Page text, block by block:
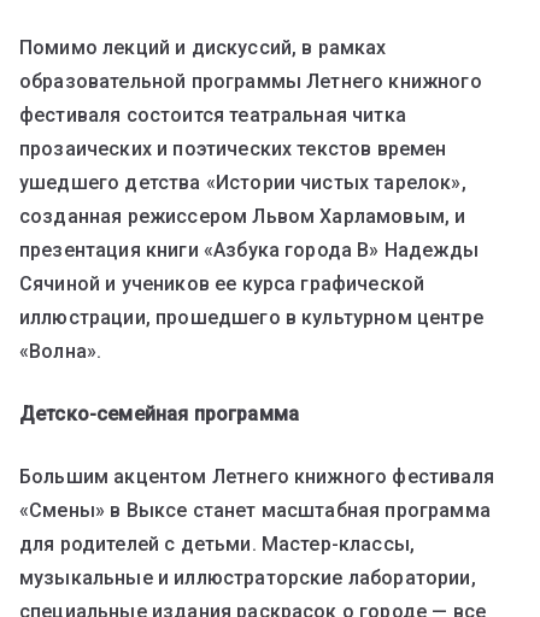
Помимо лекций и дискуссий, в рамках
образовательной программы Летнего книжного
фестиваля состоится театральная читка
прозаических и поэтических текстов времен
ушедшего детства «Истории чистых тарелок»,
созданная режиссером Львом Харламовым, и
презентация книги «Азбука города В» Надежды
Сячиной и учеников ее курса графической
иллюстрации, прошедшего в культурном центре
«Волна».
Детско-семейная программа
Большим акцентом Летнего книжного фестиваля
«Смены» в Выксе станет масштабная программа
для родителей с детьми. Мастер-классы,
музыкальные и иллюстраторские лаборатории,
специальные издания раскрасок о городе — все